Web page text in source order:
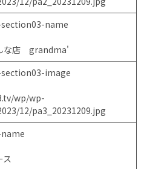
name
な店 grandma'
image
wp/wp-
12/pa3_20231209.jpg
ス